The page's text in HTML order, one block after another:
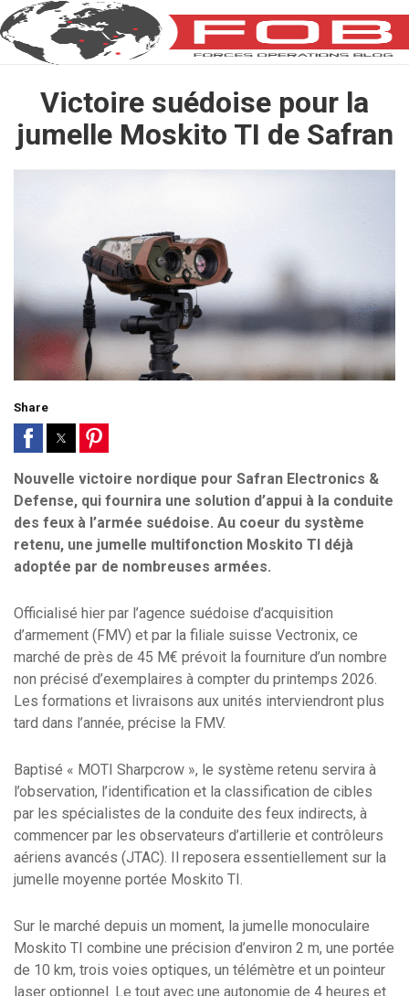
Victoire suédoise pour la
jumelle Moskito TI de Safran
Share
Nouvelle victoire nordique pour Safran Electronics &
Defense, qui fournira une solution d’appui à la conduite
des feux à l’armée suédoise. Au coeur du système
retenu, une jumelle multifonction Moskito TI déjà
adoptée par de nombreuses armées.
Officialisé hier par l’agence suédoise d’acquisition
d’armement (FMV) et par la filiale suisse Vectronix, ce
marché de près de 45 M€ prévoit la fourniture d’un nombre
non précisé d’exemplaires à compter du printemps 2026.
Les formations et livraisons aux unités interviendront plus
tard dans l’année, précise la FMV.
Baptisé « MOTI Sharpcrow », le système retenu servira à
l’observation, l’identification et la classification de cibles
par les spécialistes de la conduite des feux indirects, à
commencer par les observateurs d’artillerie et contrôleurs
aériens avancés (JTAC). Il reposera essentiellement sur la
jumelle moyenne portée Moskito TI.
Sur le marché depuis un moment, la jumelle monoculaire
Moskito TI combine une précision d’environ 2 m, une portée
de 10 km, trois voies optiques, un télémètre et un pointeur
laser optionnel. Le tout avec une autonomie de 4 heures et